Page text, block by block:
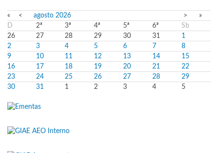
« < agosto 2026 >
»
D
2ª 3ª 4ª 5ª 6ª
Sb
26
27 28 29 30 31
1
2
3 4 5 6 7
8
9
10 11 12 13 14
15
16
17 18 19 20 21
22
23
24 25 26 27 28
29
30
31 1 2 3 4 5